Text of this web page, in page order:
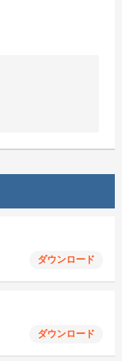
ダウンロード
ダウンロード